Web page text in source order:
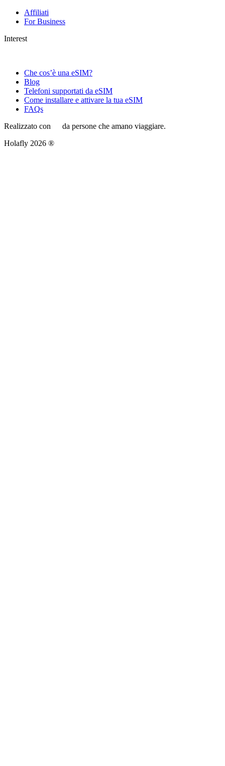
Affiliati
For Business
Interest
Che cos’è una eSIM?
Blog
Telefoni supportati da eSIM
Come installare e attivare la tua eSIM
FAQs
Realizzato con
da persone che amano viaggiare.
Holafly 2026 ®